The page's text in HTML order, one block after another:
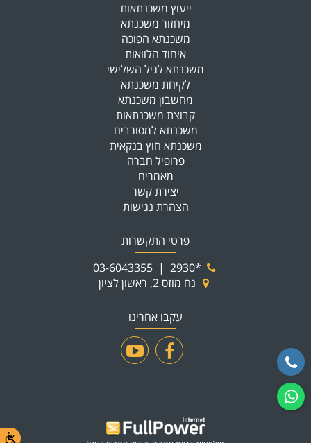
ייעוץ משכנתאות
מיחזור משכנתא
משכנתא הפוכה
איחוד הלוואות
משכנתא לגיל השלישי
לקיחת משכנתא
מחשבון משכנתא
קבוצת משכנתאות
משכנתא למסורבים
משכנתא חוץ בנקאית
פרופיל חברה
מאמרים
יצירת קשר
הצהרת נגישות
פרטי התקשרות
*2930
|
03-6043355
נח מוזס 2, ראשון לציון
עקבו אחרינו